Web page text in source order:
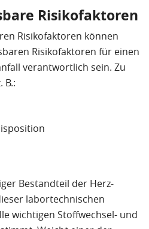
Risikofaktoren
Risikofaktoren können
Risikofaktoren für einen
verantwortlich sein. Zu
B.:
Bestandteil der Herz-
labortechnischen
wichtigen Stoffwechsel- und